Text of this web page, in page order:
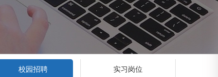
校园招聘 实习岗位